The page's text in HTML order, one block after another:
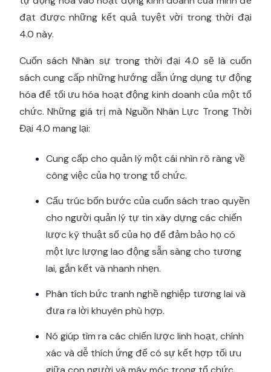
đạt được những kết quả tuyệt vời trong thời đại
4.0 này.
Cuốn sách Nhân sự trong thời đại 4.0 sẽ là cuốn
sách cung cấp những hướng dẫn ứng dụng tự động
hóa để tối ưu hóa hoạt động kinh doanh của một tổ
chức. Những giá trị mà Nguồn Nhân Lực Trong Thời
Đại 4.0 mang lại:
Cung cấp cho quản lý một cái nhìn rõ ràng về
công việc của họ trong tổ chức.
Cấu trúc bốn bước của cuốn sách trao quyền
cho người quản lý tự tin xây dựng các chiến
lược kỹ thuật số của họ để đảm bảo họ có
một lực lượng lao động sẵn sàng cho tương
lai, gắn kết và nhanh nhẹn.
Phân tích bức tranh nghề nghiệp tương lai và
đưa ra lời khuyên phù hợp.
Nó giúp tìm ra các chiến lược linh hoạt, chính
xác và dễ thích ứng để có sự kết hợp tối ưu